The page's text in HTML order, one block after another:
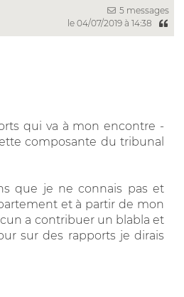
5 messages
le 04/07/2019 à 14:38
qui va à mon encontre -
composante du tribunal
que je ne connais pas et
et à partir de mon
a contribuer un blabla et
sur des rapports je dirais